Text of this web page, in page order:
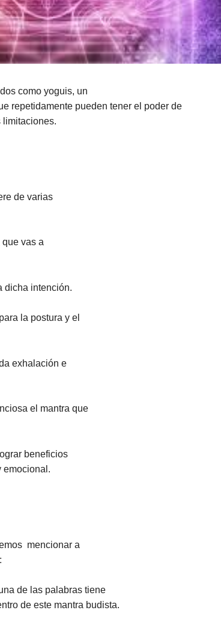
como yoguis, un
repetidamente pueden tener el poder de
limitaciones.
de varias
vas a
dicha intención.
la postura y el
exhalación e
el mantra que
beneficios
emocional.
mencionar a
de las palabras tiene
de este mantra budista.